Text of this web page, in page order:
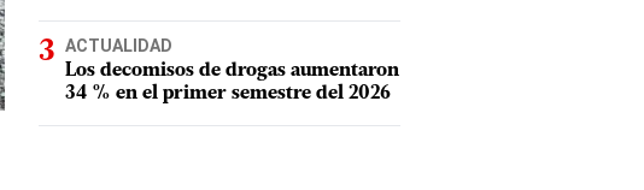
ACTUALIDAD
Los decomisos de drogas aumentaron
34 % en el primer semestre del 2026